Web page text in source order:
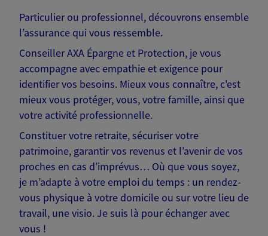
Particulier ou professionnel, découvrons ensemble
l’assurance qui vous ressemble.
Conseiller AXA Épargne et Protection, je vous
accompagne avec empathie et exigence pour
identifier vos besoins. Mieux vous connaître, c'est
mieux vous protéger, vous, votre famille, ainsi que
votre activité professionnelle.
Constituer votre retraite, sécuriser votre
patrimoine, garantir vos revenus et l’avenir de vos
proches en cas d’imprévus… Où que vous soyez,
je m’adapte à votre emploi du temps : un rendez-
vous physique à votre domicile ou sur votre lieu de
travail, une visio. Je suis là pour échanger avec
vous !